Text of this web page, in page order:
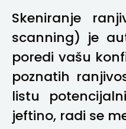
Skeniranje
scanning) je
poredi vašu
poznatih
listu
jeftino, radi se